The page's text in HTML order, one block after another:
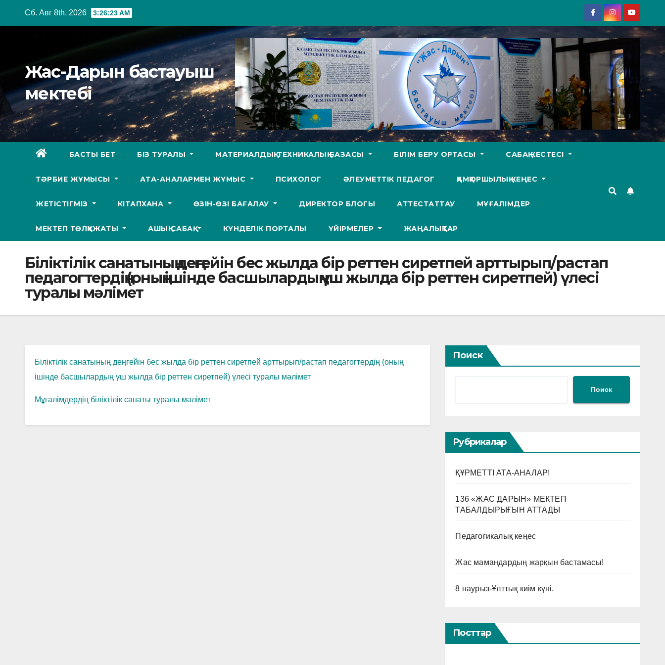
содержимому
Сб. Авг 8th, 2026 3:26:24 AM
Жас-Дарын бастауыш
мектебі
БАСТЫ БЕТ БІЗ ТУРАЛЫ МАТЕРИАЛДЫҚ-ТЕХНИКАЛЫҚ БАЗАСЫ БІЛІМ БЕРУ ОРТАСЫ САБАҚ КЕСТЕСІ
ТӘРБИЕ ЖҰМЫСЫ АТА-АНАЛАРМЕН ЖҰМЫС ПСИХОЛОГ ӘЛЕУМЕТТІК ПЕДАГОГ ҚАМҚОРШЫЛЫҚ КЕҢЕС
ЖЕТІСТІГМІЗ КІТАПХАНА ӨЗІН-ӨЗІ БАҒАЛАУ ДИРЕКТОР БЛОГЫ АТТЕСТАТТАУ МҰҒАЛІМДЕР
МЕКТЕП ТӨЛҚҰЖАТЫ АШЫҚ САБАҚ КҮНДЕЛІК ПОРТАЛЫ ҮЙІРМЕЛЕР ЖАҢАЛЫҚТАР
Біліктілік санатының деңгейін бес жылда бір реттен сиретпей арттырып/растап
педагогтердің (оның ішінде басшылардың үш жылда бір реттен сиретпей) үлесі
туралы мәлімет
Біліктілік санатының деңгейін бес жылда бір реттен сиретпей арттырып/растап педагогтердің (оның
ішінде басшылардың үш жылда бір реттен сиретпей) үлесі туралы мәлімет
Мұғалімдердің біліктілік санаты туралы мәлімет
Поиск
Поиск
Рубрикалар
ҚҰРМЕТТІ АТА-АНАЛАР!
136 «ЖАС ДАРЫН» МЕКТЕП
ТАБАЛДЫРЫҒЫН АТТАДЫ
Педагогикалық кеңес
Жас мамандардың жарқын бастамасы!
8 наурыз-Ұлттық киім күні.
Посттар